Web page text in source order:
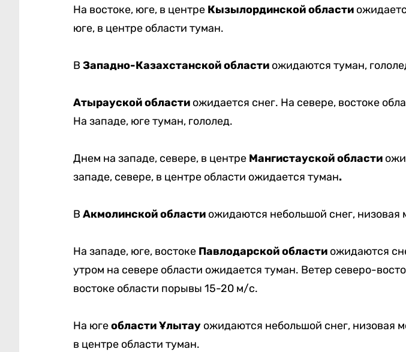
На востоке, юге, в центре Кызылординскойобласти
юге, в центре области туман.
В Западно-Казахстанской областиожидаются туман,
Атыраускойобластиожидается снег. На севере, востоке
На западе, юге туман, гололед.
Днем на западе, севере, в центре Мангистауской области
западе, севере, в центре области ожидается туман.
В Акмолинской области ожидаются небольшой снег, низовая
На западе, юге, востокеПавлодарской области ожидаются
утром на севере области ожидается туман. Ветер северо-
востоке области порывы 15-20 м/с.
На югеобласти Ұлытау ожидаются небольшой снег, низовая
в центре области туман.